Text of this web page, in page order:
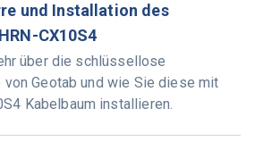
und Installation des
CX10S4
über die schlüssellose
Geotab und wie Sie diese mit
Kabelbaum installieren.